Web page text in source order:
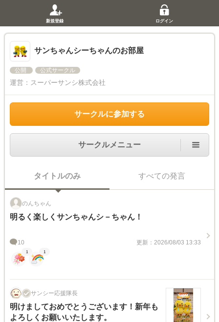
新規登録 ログイン
サンちゃんシーちゃんのお部屋
公開 公式サークル
運営： スーパーサンシ株式会社
サークルに参加する
サークルメニュー
タイトルのみ すべての発言
のんちゃん
明るく楽しくサンちゃんシ－ちゃん！
10 更新：2026/08/03 13:33
1 1
サンシー応援隊長
明けましておめでとうございます！新年も
よろしくお願いいたします。